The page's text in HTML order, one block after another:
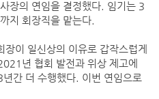
장의 연임을 결정했다. 임기는 3
지 회장직을 맡는다.
이 일신상의 이유로 갑작스럽게
년 협회 발전과 위상 제고에
간 더 수행했다. 이번 연임으로